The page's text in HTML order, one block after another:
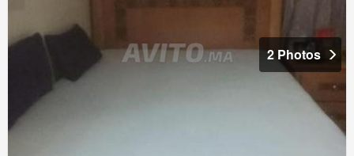
2 Photos